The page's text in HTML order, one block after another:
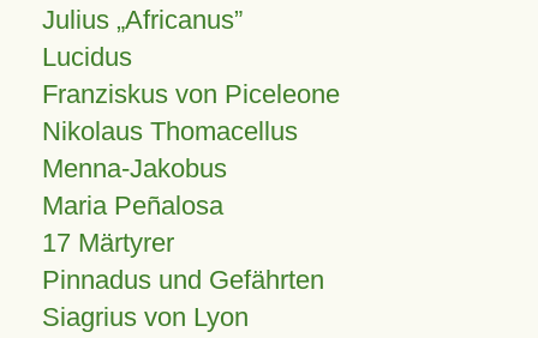
Julius Africanus
Lucidus
Franziskus von Piceleone
Nikolaus Thomacellus
Menna-Jakobus
Maria Peñalosa
17 Märtyrer
Pinnadus und Gefährten
Siagrius von Lyon